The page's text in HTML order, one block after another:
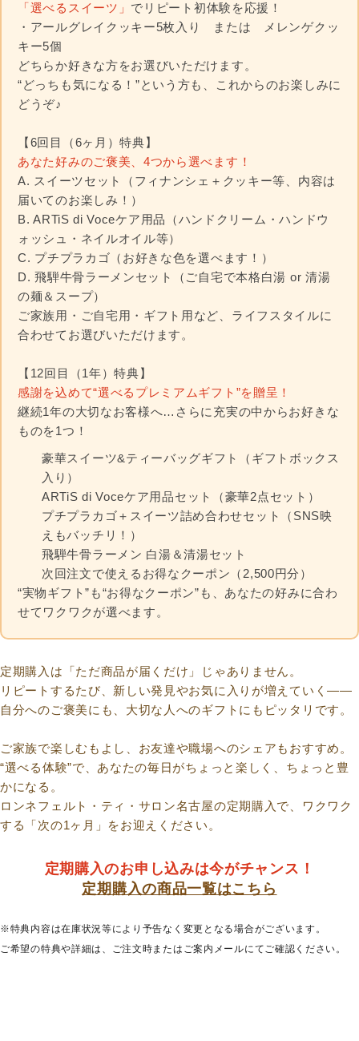
特定商取引法について
お問い合わせ
「選べるスイーツ」 でリピート初体験を応援！
・アールグレイクッキー5枚入り または メレンゲクッ
キー5個
どちらか好きな方をお選びいただけます。
“どっちも気になる！”という方も、これからのお楽しみに
どうぞ♪
【6回目（6ヶ月）特典】
あなた好みのご褒美、4つから選べます！
A. スイーツセット（フィナンシェ＋クッキー等、内容は
届いてのお楽しみ！）
B. ARTiS di Voceケア用品（ハンドクリーム・ハンドウ
ォッシュ・ネイルオイル等）
C. プチプラカゴ（お好きな色を選べます！）
D. 飛騨牛骨ラーメンセット（ご自宅で本格白湯 or 清湯
の麺＆スープ）
ご家族用・ご自宅用・ギフト用など、ライフスタイルに
合わせてお選びいただけます。
【12回目（1年）特典】
感謝を込めて“選べるプレミアムギフト”を贈呈！
継続1年の大切なお客様へ…さらに充実の中からお好きな
ものを1つ！
豪華スイーツ&ティーバッグギフト（ギフトボックス
入り）
ARTiS di Voceケア用品セット（豪華2点セット）
プチプラカゴ＋スイーツ詰め合わせセット（SNS映
えもバッチリ！）
飛騨牛骨ラーメン 白湯＆清湯セット
次回注文で使えるお得なクーポン（2,500円分）
“実物ギフト”も“お得なクーポン”も、あなたの好みに合わ
せてワクワクが選べます。
定期購入は「ただ商品が届くだけ」じゃありません。
リピートするたび、新しい発見やお気に入りが増えていく――
自分へのご褒美にも、大切な人へのギフトにもピッタリです。
ご家族で楽しむもよし、お友達や職場へのシェアもおすすめ。
“選べる体験”で、あなたの毎日がちょっと楽しく、ちょっと豊
かになる。
ロンネフェルト・ティ・サロン名古屋の定期購入で、ワクワク
する「次の1ヶ月」をお迎えください。
定期購入のお申し込みは今がチャンス！
定期購入の商品一覧はこちら
※特典内容は在庫状況等により予告なく変更となる場合がございます。
ご希望の特典や詳細は、ご注文時またはご案内メールにてご確認ください。